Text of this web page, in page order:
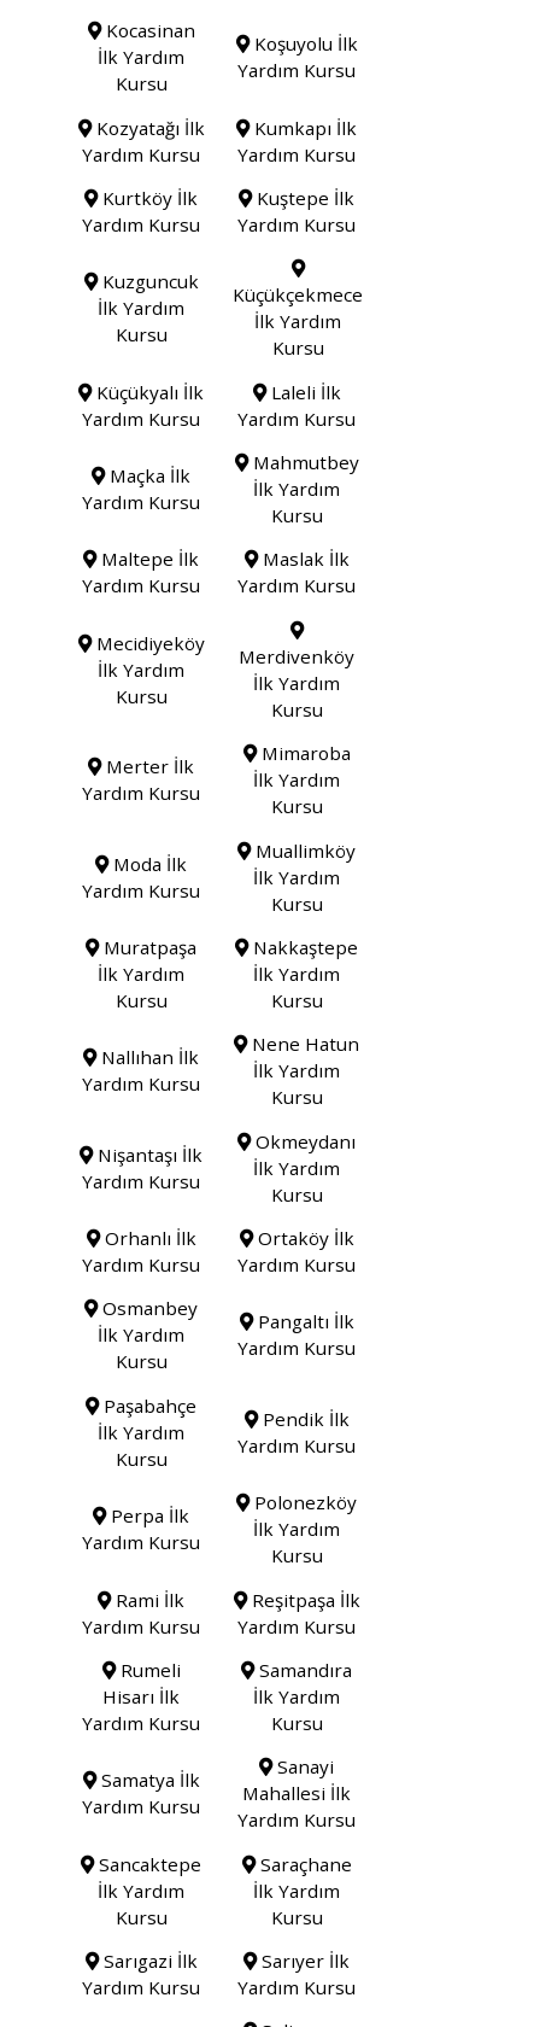
Kocasinan
İlk Yardım
Kursu
Koşuyolu İlk
Yardım Kursu
Kozyatağı İlk
Yardım Kursu
Kumkapı İlk
Yardım Kursu
Kurtköy İlk
Yardım Kursu
Kuştepe İlk
Yardım Kursu
Kuzguncuk
İlk Yardım
Kursu
Küçükçekmece
İlk Yardım
Kursu
Küçükyalı İlk
Yardım Kursu
Laleli İlk
Yardım Kursu
Maçka İlk
Yardım Kursu
Mahmutbey
İlk Yardım
Kursu
Maltepe İlk
Yardım Kursu
Maslak İlk
Yardım Kursu
Mecidiyeköy
İlk Yardım
Kursu
Merdivenköy
İlk Yardım
Kursu
Merter İlk
Yardım Kursu
Mimaroba
İlk Yardım
Kursu
Moda İlk
Yardım Kursu
Muallimköy
İlk Yardım
Kursu
Muratpaşa
İlk Yardım
Kursu
Nakkaştepe
İlk Yardım
Kursu
Nallıhan İlk
Yardım Kursu
Nene Hatun
İlk Yardım
Kursu
Nişantaşı İlk
Yardım Kursu
Okmeydanı
İlk Yardım
Kursu
Orhanlı İlk
Yardım Kursu
Ortaköy İlk
Yardım Kursu
Osmanbey
İlk Yardım
Kursu
Pangaltı İlk
Yardım Kursu
Paşabahçe
İlk Yardım
Kursu
Pendik İlk
Yardım Kursu
Perpa İlk
Yardım Kursu
Polonezköy
İlk Yardım
Kursu
Rami İlk
Yardım Kursu
Reşitpaşa İlk
Yardım Kursu
Rumeli
Hisarı İlk
Yardım Kursu
Samandıra
İlk Yardım
Kursu
Samatya İlk
Yardım Kursu
Sanayi
Mahallesi İlk
Yardım Kursu
Sancaktepe
İlk Yardım
Kursu
Saraçhane
İlk Yardım
Kursu
Sarıgazi İlk
Yardım Kursu
Sarıyer İlk
Yardım Kursu